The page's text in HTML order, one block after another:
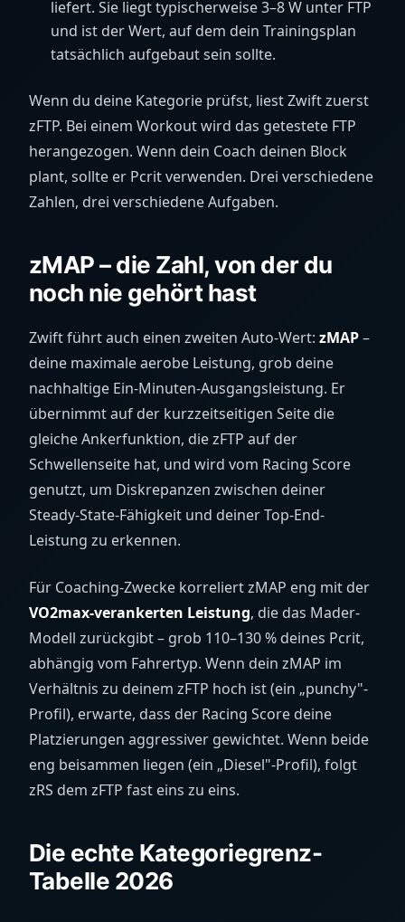
liefert. Sie liegt typischerweise 3–8 W unter FTP
und ist der Wert, auf dem dein Trainingsplan
tatsächlich aufgebaut sein sollte.
Wenn du deine Kategorie prüfst, liest Zwift zuerst
zFTP. Bei einem Workout wird das getestete FTP
herangezogen. Wenn dein Coach deinen Block
plant, sollte er Pcrit verwenden. Drei verschiedene
Zahlen, drei verschiedene Aufgaben.
zMAP – die Zahl, von der du
noch nie gehört hast
Zwift führt auch einen zweiten Auto-Wert: zMAP–
deine maximale aerobe Leistung, grob deine
nachhaltige Ein-Minuten-Ausgangsleistung. Er
übernimmt auf der kurzzeitseitigen Seite die
gleiche Ankerfunktion, die zFTP auf der
Schwellenseite hat, und wird vom Racing Score
genutzt, um Diskrepanzen zwischen deiner
Steady-State-Fähigkeit und deiner Top-End-
Leistung zu erkennen.
Für Coaching-Zwecke korreliert zMAP eng mit der
VO2max-verankerten Leistung, die das Mader-
Modell zurückgibt – grob 110–130 % deines Pcrit,
abhängig vom Fahrertyp. Wenn dein zMAP im
Verhältnis zu deinem zFTP hoch ist (ein „punchy"-
Profil), erwarte, dass der Racing Score deine
Platzierungen aggressiver gewichtet. Wenn beide
eng beisammen liegen (ein „Diesel"-Profil), folgt
zRS dem zFTP fast eins zu eins.
Die echte Kategoriegrenz-
Tabelle 2026